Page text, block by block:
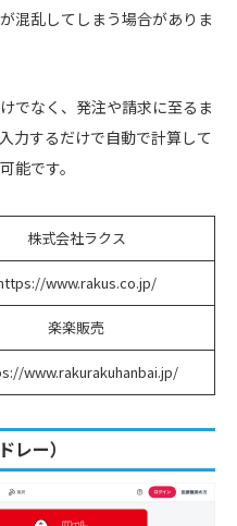
混乱してしまう場合がありま
でなく、発注や請求に至るま
力するだけで自動で計算して
能です。
株式会社ラクス
www.rakus.co.jp/
楽楽販売
www.rakurakuhanbai.jp/
レー）